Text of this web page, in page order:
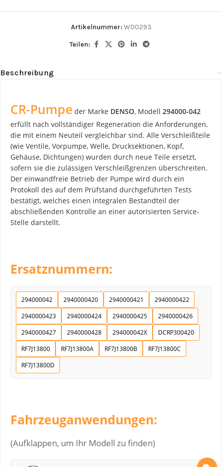
Artikelnummer: W00293
Teilen:
Beschreibung
CR-Pumpe der Marke DENSO, Modell 294000-042
erfüllt nach vollständiger Regeneration die Anforderungen,
die mit einem Neuteil vergleichbar sind. Alle Verschleißteile
(wie Ventile, Vorpumpe, Welle, Drucksektionen, Kopf,
Gehäuse, Dichtungen) wurden durch neue Teile ersetzt,
sofern sie die zulässigen Verschleißgrenzen überschreiten.
Der einwandfreie Betrieb der Pumpe wird durch ein
Protokoll des auf dem Prüfstand durchgeführten Tests
bestätigt, welches einen integralen Bestandteil der
abschließenden Kontrolle an einer autorisierten Service-
Stelle darstellt.
Ersatznummern:
294000042 2940000420 2940000421
2940000422
2940000423
2940000424 2940000425
2940000426
2940000427
2940000428 294000042X
DCRP300420
RF7J13800
RF7J13800A RF7J13800B
RF7J13800C
RF7J13800D
Fahrzeuganwendungen:
(Aufklappen, um Ihr Modell zu finden)